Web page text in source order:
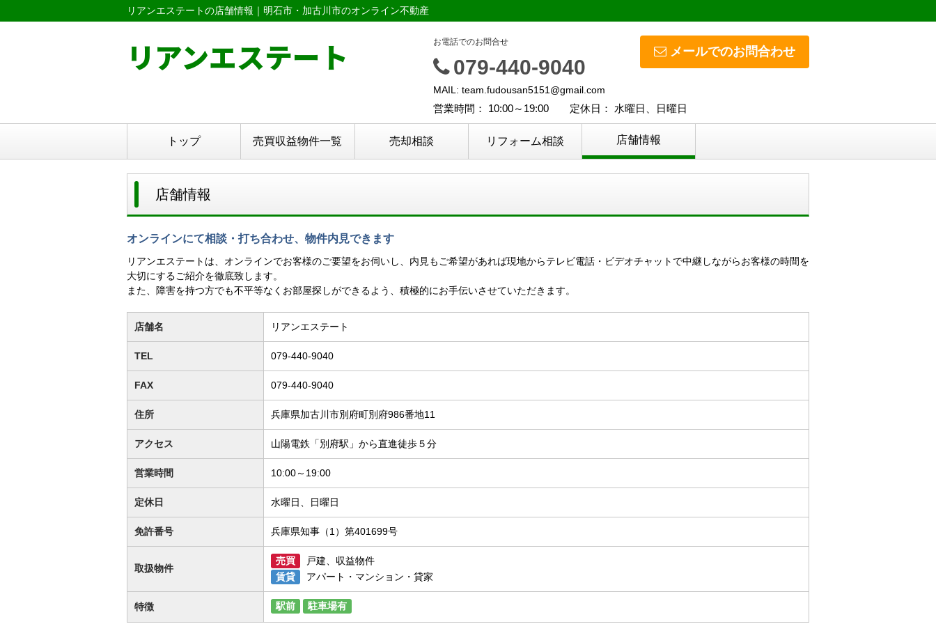
リアンエステートの店舗情報｜明石市・加古川市のオンライン不動産
リアンエステート メールでのお問合わせ
お電話でのお問合せ
079-440-9040
MAIL: team.fudousan5151@gmail.com
営業時間： 10:00～19:00 定休日： 水曜日、日曜日
トップ 売買収益物件一覧 売却相談 リフォーム相談 店舗情報
店舗情報
オンラインにて相談・打ち合わせ、物件内見できます
リアンエステートは、オンラインでお客様のご要望をお伺いし、内見もご希望があれば現地からテレビ電話・ビデオチャットで中継しながらお客様の時間を
大切にするご紹介を徹底致します。
また、障害を持つ方でも不平等なくお部屋探しができるよう、積極的にお手伝いさせていただきます。
店舗名 リアンエステート
TEL 079-440-9040
FAX 079-440-9040
住所 兵庫県加古川市別府町別府986番地11
アクセス 山陽電鉄「別府駅」から直進徒歩５分
営業時間 10:00～19:00
定休日 水曜日、日曜日
免許番号 兵庫県知事（1）第401699号
取扱物件
売買
戸建、収益物件
賃貸
アパート・マンション・貸家
特徴 駅前 駐車場有